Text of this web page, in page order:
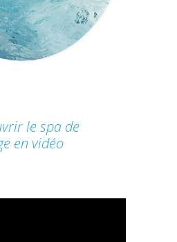
le spa de
en vidéo